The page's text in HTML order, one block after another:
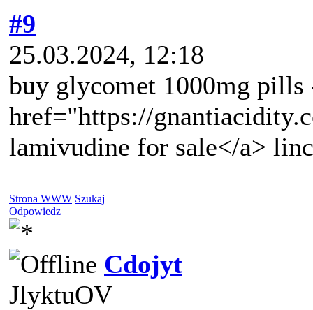
#9
25.03.2024, 12:18
buy glycomet 1000mg pills
href="https://
lamivudine for sale</a>
Strona WWW Szukaj
Odpowiedz
Cdojyt
JlyktuOV